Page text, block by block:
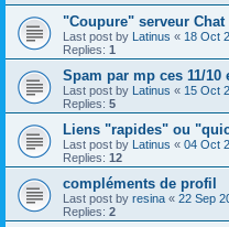
"Coupure" serveur Chat
Last post by Latinus « 18 Oct
Replies: 1
Spam par mp ces 11/10
Last post by Latinus « 15 Oct
Replies: 5
Liens "rapides" ou
Last post by Latinus « 04 Oct
Replies: 12
compléments de profil
Last post by resina « 22 Sep
Replies: 2